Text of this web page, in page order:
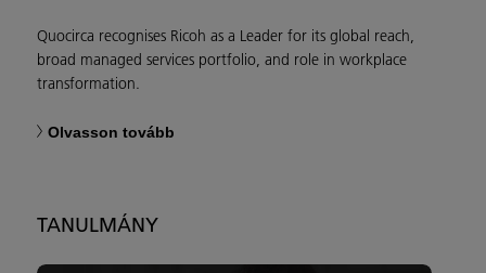
Quocirca recognises Ricoh as a Leader for its global reach,
broad managed services portfolio, and role in workplace
transformation.
Olvasson tovább
TANULMÁNY